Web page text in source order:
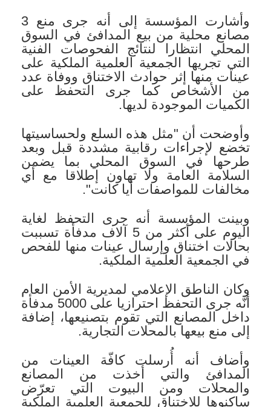
وأشارت المؤسسة إلى أنه جرى منع 3
مصانع محلية من بيع المدافئ في السوق
المحلي انتظارا لنتائج الفحوصات الفنية
التي تجريها الجمعية العلمية الملكية على
عينات منها إثر حوادث الاختناق ووفاة عدد
من الأشخاص كما جرى التحفظ على
الكميات الموجودة لديها.
وأوضحت أن "مثل هذه السلع ولحساسيتها
تخضع لإجراءات رقابية مشددة قبل وبعد
طرحها في السوق المحلي بما يضمن
السلامة العامة ولا تهاون إطلاقا مع أي
مخالفات للمواصفات أيا كانت".
وبينت المؤسسة أنه جرى التحفظ لغاية
اليوم على أكثر من 5 آلاف مدفأة تسببت
بحالات اختناق وإرسال عينات منها للفحص
في الجمعية العلمية الملكية.
وكان الناطق الإعلامي لمديرية الأمن العام
أنّه جرى التحفظ احترازيا على 5000 مدفأة
داخل المصانع التي تقوم بتصنيعها، إضافة
إلى منع بيعها بالمحلات التجارية.
وأضاف أنه أُرسلت كافّة العينات من
المدافئ والتي أخذت من المصانع
والمحلات ومن البيوت التي تعرّض
ساكنوها للاختناق للجمعية العلمية الملكية